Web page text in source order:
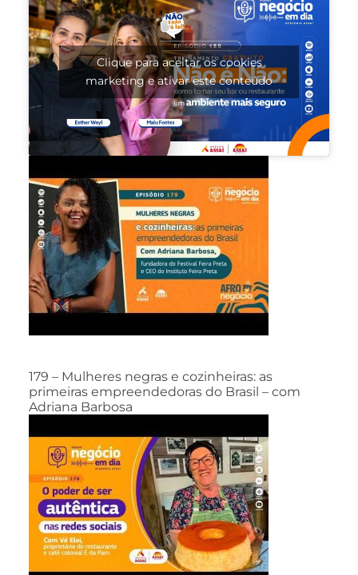
Clique para aceitar os cookies
marketing e ativar este conteúdo
179 – Mulheres negras e cozinheiras: as
primeiras empreendedoras do Brasil – com
Adriana Barbosa